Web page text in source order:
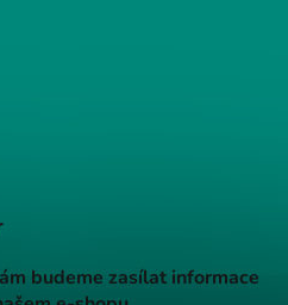
budeme zasílat informace